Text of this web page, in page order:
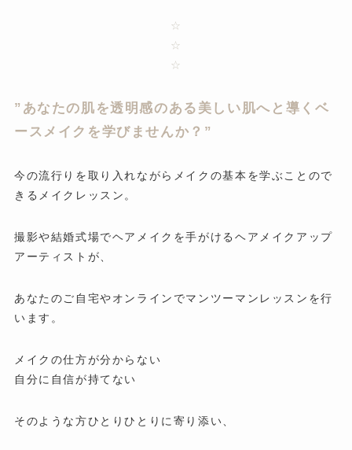
☆
☆
☆
”あなたの肌を透明感のある美しい肌へと導くベ
ースメイクを学びませんか？”
今の流行りを取り入れながらメイクの基本を学ぶことので
きるメイクレッスン。
撮影や結婚式場でヘアメイクを手がけるヘアメイクアップ
アーティストが、
あなたのご自宅やオンラインでマンツーマンレッスンを行
います。
メイクの仕方が分からない
自分に自信が持てない
そのような方ひとりひとりに寄り添い、